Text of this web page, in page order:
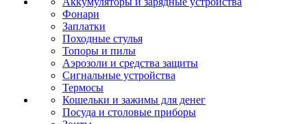
Фонари
Заплатки
Походные стулья
Топоры и пилы
Аэрозоли и средства защиты
Сигнальные устройства
Термосы
Кошельки и зажимы для денег
Посуда и столовые приборы